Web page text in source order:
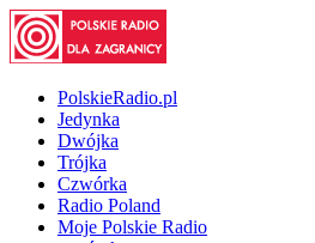
PolskieRadio.pl
Jedynka
Dwójka
Trójka
Czwórka
Radio Poland
Moje Polskie Radio